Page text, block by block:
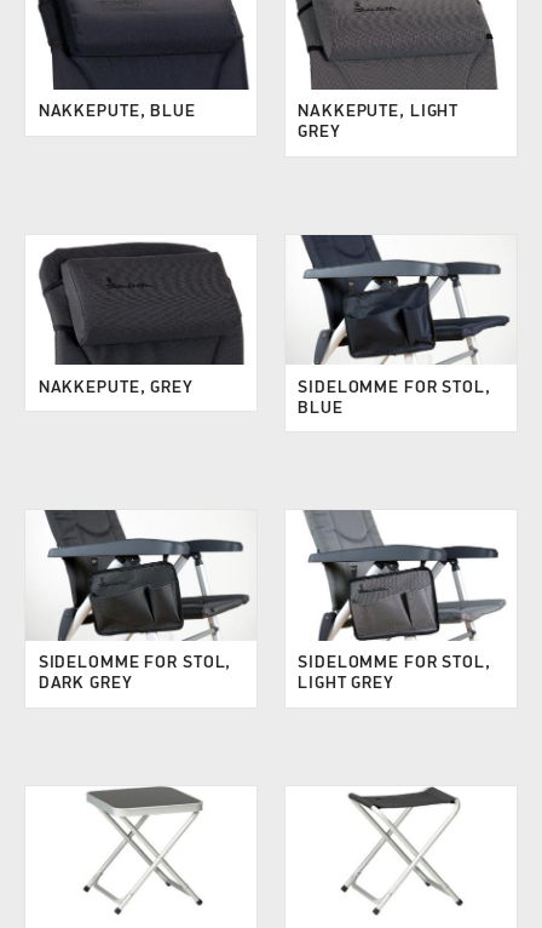
NAKKEPUTE, BLUE
NAKKEPUTE, LIGHT
GREY
NAKKEPUTE, GREY
SIDELOMME FOR STOL,
BLUE
SIDELOMME FOR STOL,
DARK GREY
SIDELOMME FOR STOL,
LIGHT GREY